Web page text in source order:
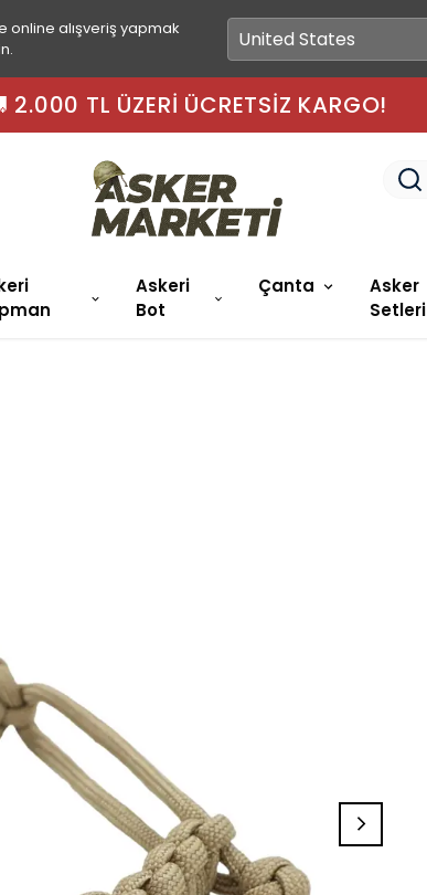
online alışveriş yapmak
2.000 TL ÜZERI ÜCRETSIZ KARGO!
Askeri
Bot
Çanta
Asker
Setleri